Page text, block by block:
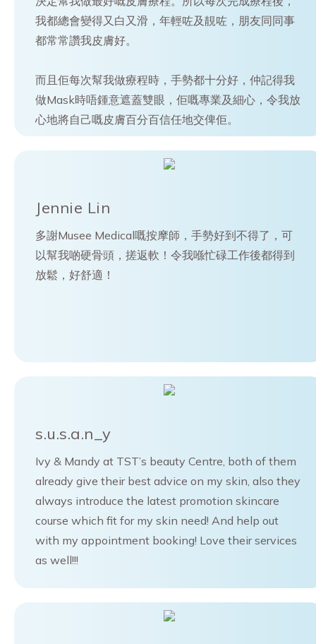
我都總會變得又白又滑，年輕咗及靚咗，朋友同同事
都常常讚我皮膚好。
而且佢每次幫我做療程時，手勢都十分好，仲記得我
做Mask時唔鍾意遮蓋雙眼，佢嘅專業及細心，令我放
心地將自己嘅皮膚百分百信任地交俾佢。
Jennie Lin
多謝Musee Medical嘅按摩師，手勢好到不得了，可
以幫我啲硬骨頭，搓返軟！令我喺忙碌工作後都得到
放鬆，好舒適！
s.u.s.a.n_y
Ivy & Mandy at TST’s beauty Centre, both of them
already give their best advice on my skin, also they
always introduce the latest promotion skincare
course which fit for my skin need! And help out
with my appointment booking! Love their services
as well!!!